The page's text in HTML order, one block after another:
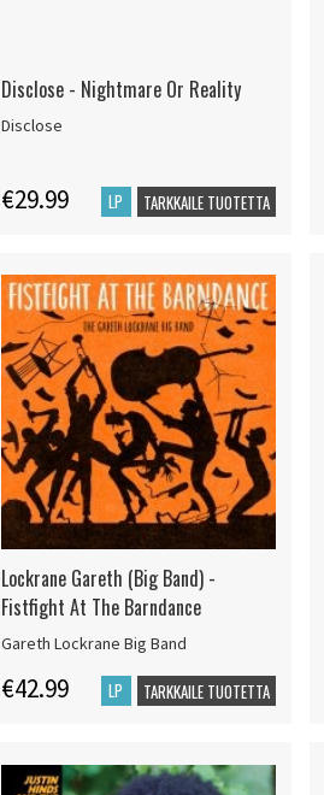
Disclose - Nightmare Or Reality
Disclose
€29.99 LP TARKKAILE TUOTETTA
Lockrane Gareth (Big Band) -
Fistfight At The Barndance
Gareth Lockrane Big Band
€42.99 LP TARKKAILE TUOTETTA